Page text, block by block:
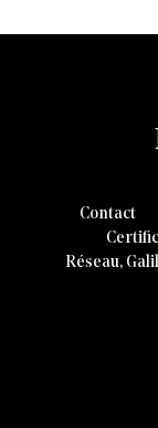
Contact
Réseau,